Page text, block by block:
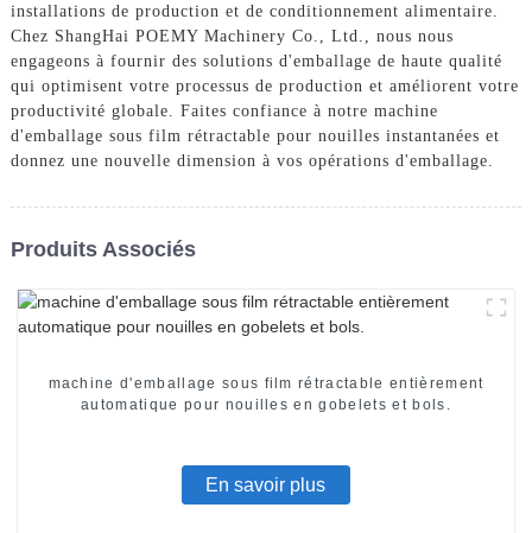
installations de production et de conditionnement alimentaire.
Chez ShangHai POEMY Machinery Co., Ltd., nous nous
engageons à fournir des solutions d'emballage de haute qualité
qui optimisent votre processus de production et améliorent votre
productivité globale. Faites confiance à notre machine
d'emballage sous film rétractable pour nouilles instantanées et
donnez une nouvelle dimension à vos opérations d'emballage.
Produits Associés
machine d'emballage sous film rétractable entièrement
automatique pour nouilles en gobelets et bols.
En savoir plus